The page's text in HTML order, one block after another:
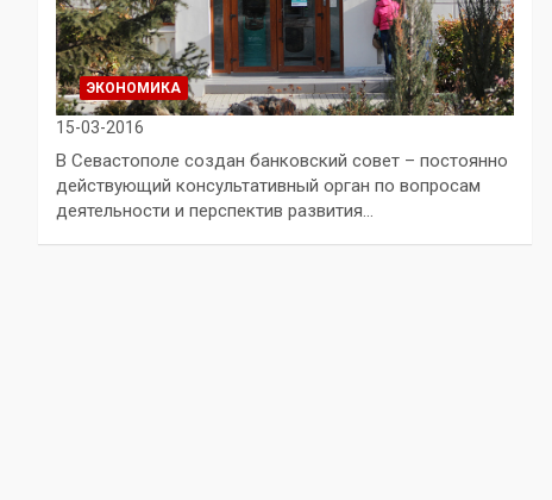
ЭКОНОМИКА
15-03-2016
В Севастополе создан банковский совет – постоянно
действующий консультативный орган по вопросам
деятельности и перспектив развития…